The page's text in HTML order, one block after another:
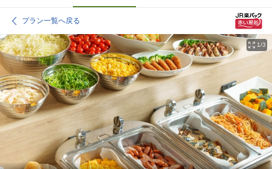
プラン一覧へ戻る
1/3